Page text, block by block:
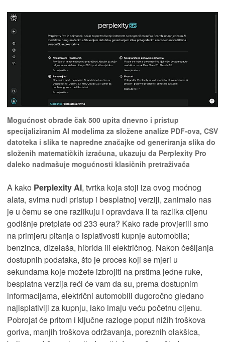
Mogućnost obrade čak 500 upita dnevno i pristup
specijaliziranim AI modelima za složene analize PDF-ova, CSV
datoteka i slika te napredne značajke od generiranja slika do
složenih matematičkih izračuna, ukazuju da Perplexity Pro
daleko nadmašuje mogućnosti klasičnih pretraživača
A kako Perplexity AI, tvrtka koja stoji iza ovog moćnog
alata, svima nudi pristup i besplatnoj verziji, zanimalo nas
je u čemu se one razlikuju i opravdava li ta razlika cijenu
godišnje pretplate od 233 eura? Kako rade provjerili smo
na primjeru pitanja o isplativosti kupnje automobila;
benzinca, dizelaša, hibrida ili električnog. Nakon češljanja
dostupnih podataka, što je proces koji se mjeri u
sekundama koje možete izbrojiti na prstima jedne ruke,
besplatna verzija reći će vam da su, prema dostupnim
informacijama, električni automobili dugoročno gledano
najisplativiji za kupnju, iako imaju veću početnu cijenu.
Pobrojat će pritom i ključne razloge poput nižih troškova
goriva, manjih troškova održavanja, poreznih olakšica,